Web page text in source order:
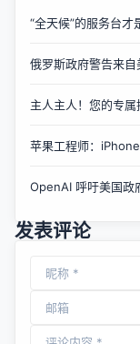
“全天候”的服务台才
俄罗斯政府警告来
主人主人！您的专
苹果工程师：
OpenAI 呼吁美国政
发表评论